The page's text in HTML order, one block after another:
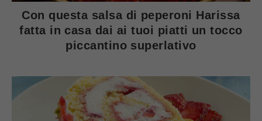
Con questa salsa di peperoni Harissa
fatta in casa dai ai tuoi piatti un tocco
piccantino superlativo